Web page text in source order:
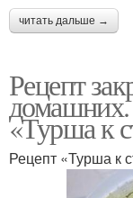
читать дальше →
Рецепт
«Турша к
Рецепт «Турша к